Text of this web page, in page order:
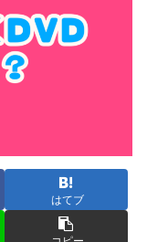
はてブ